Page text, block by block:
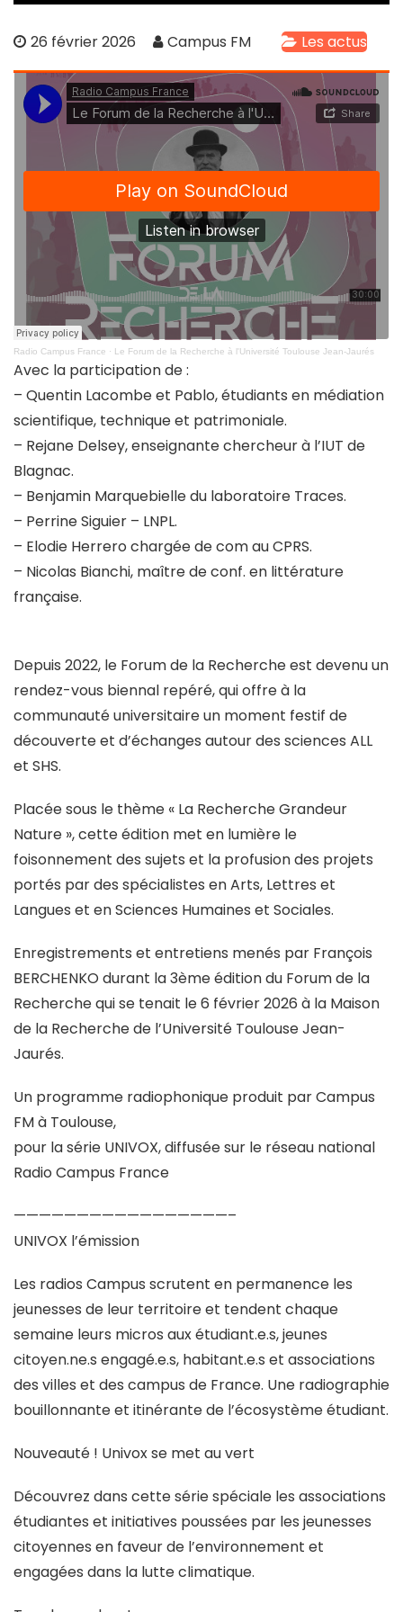
26 février 2026 Campus FM Les actus
Radio Campus France · Le Forum de la Recherche à l'Université Toulouse Jean-Jaurés
Avec la participation de :
– Quentin Lacombe et Pablo, étudiants en médiation
scientifique, technique et patrimoniale.
– Rejane Delsey, enseignante chercheur à l’IUT de
Blagnac.
– Benjamin Marquebielle du laboratoire Traces.
– Perrine Siguier – LNPL.
– Elodie Herrero chargée de com au CPRS.
– Nicolas Bianchi, maître de conf. en littérature
française.
Depuis 2022, le Forum de la Recherche est devenu un
rendez-vous biennal repéré, qui offre à la
communauté universitaire un moment festif de
découverte et d’échanges autour des sciences ALL
et SHS.
Placée sous le thème « La Recherche Grandeur
Nature », cette édition met en lumière le
foisonnement des sujets et la profusion des projets
portés par des spécialistes en Arts, Lettres et
Langues et en Sciences Humaines et Sociales.
Enregistrements et entretiens menés par François
BERCHENKO durant la 3ème édition du Forum de la
Recherche qui se tenait le 6 février 2026 à la Maison
de la Recherche de l’Université Toulouse Jean-
Jaurés.
Un programme radiophonique produit par Campus
FM à Toulouse,
pour la série UNIVOX, diffusée sur le réseau national
Radio Campus France
—————————————————–
UNIVOX l’émission
Les radios Campus scrutent en permanence les
jeunesses de leur territoire et tendent chaque
semaine leurs micros aux étudiant.e.s, jeunes
citoyen.ne.s engagé.e.s, habitant.e.s et associations
des villes et des campus de France. Une radiographie
bouillonnante et itinérante de l’écosystème étudiant.
Nouveauté ! Univox se met au vert
Découvrez dans cette série spéciale les associations
étudiantes et initiatives poussées par les jeunesses
citoyennes en faveur de l’environnement et
engagées dans la lutte climatique.